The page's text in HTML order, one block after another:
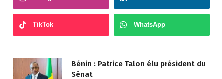
TikTok WhatsApp
Bénin : Patrice Talon élu président du
Sénat